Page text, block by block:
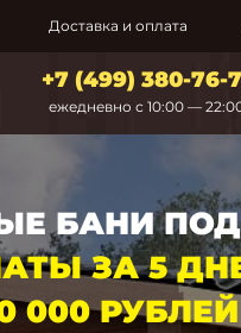
Доставка и оплата
+7 (499) 380-76-
ежедневно с 10:00 —
БАНИ ПОД
ЗА 5
000 РУБЛЕЙ